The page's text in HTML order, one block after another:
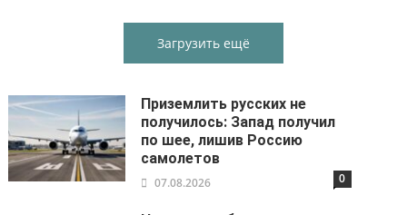
Загрузить ещё
Приземлить русских не
получилось: Запад получил
по шее, лишив Россию
самолетов
07.08.2026 0